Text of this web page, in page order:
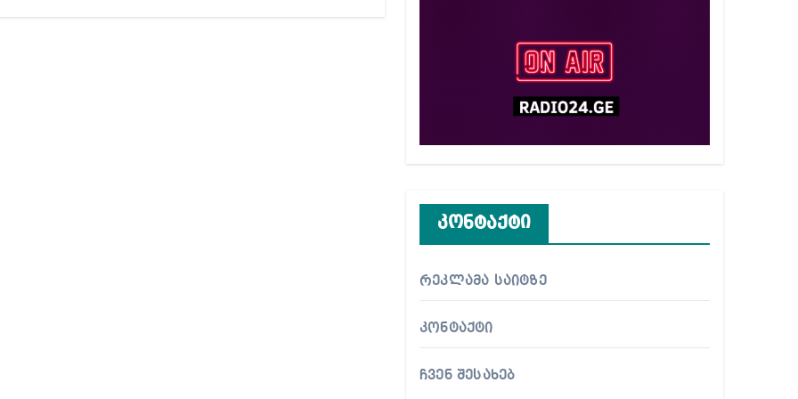
კონტაქტი
რეკლამა საიტზე
კონტაქტი
ჩვენ შესახებ